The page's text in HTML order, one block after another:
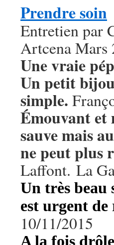
Prendre soin
Entretien par
Artcena Mars
Une vraie
Un petit
simple.
Émouvant et
sauve mais
ne peut plus
Laffont. La
Un très beau
est urgent de
10/11/2015
A la fois